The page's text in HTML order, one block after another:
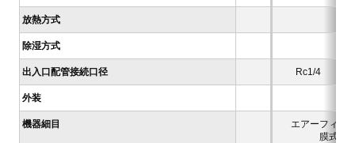
放熱方式
除湿方式
出入口配管接続口径 Rc1/4
外装
機器細目
エアーフィル
膜式ド